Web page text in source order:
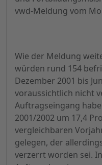
vwd-Meldung vom
Wie der Meldung
würden rund 154
Dezember 2001 bis
voraussichtlich nicht
Auftragseingang
2001/2002 um 17,4
vergleichbaren
gelegen, der
verzerrt worden sei.